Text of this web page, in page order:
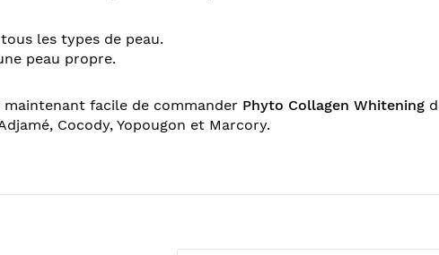
les types de peau.
peau propre.
facile de commander Phyto Collagen Whitening
Cocody, Yopougon et Marcory.